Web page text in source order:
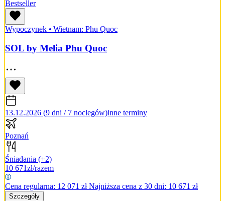
Bestseller
Wypoczynek • Wietnam: Phu Quoc
SOL by Melia Phu Quoc
13.12.2026 (9 dni / 7 noclegów)inne terminy
Poznań
Śniadania (+2)
10 671zł/razem
Cena regularna: 12 071 złNajniższa cena z 30 dni: 10 671 zł
Szczegóły